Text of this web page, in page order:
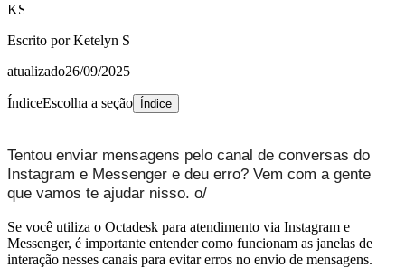
KS
Escrito porKetelyn S
atualizado26/09/2025
ÍndiceEscolha a seção Índice
Tentou enviar mensagens pelo canal de conversas do
Instagram e Messenger e deu erro? Vem com a gente
que vamos te ajudar nisso. o/
Se você utiliza o Octadesk para atendimento via Instagram e
Messenger, é importante entender como funcionam as janelas de
interação nesses canais para evitar erros no envio de mensagens.